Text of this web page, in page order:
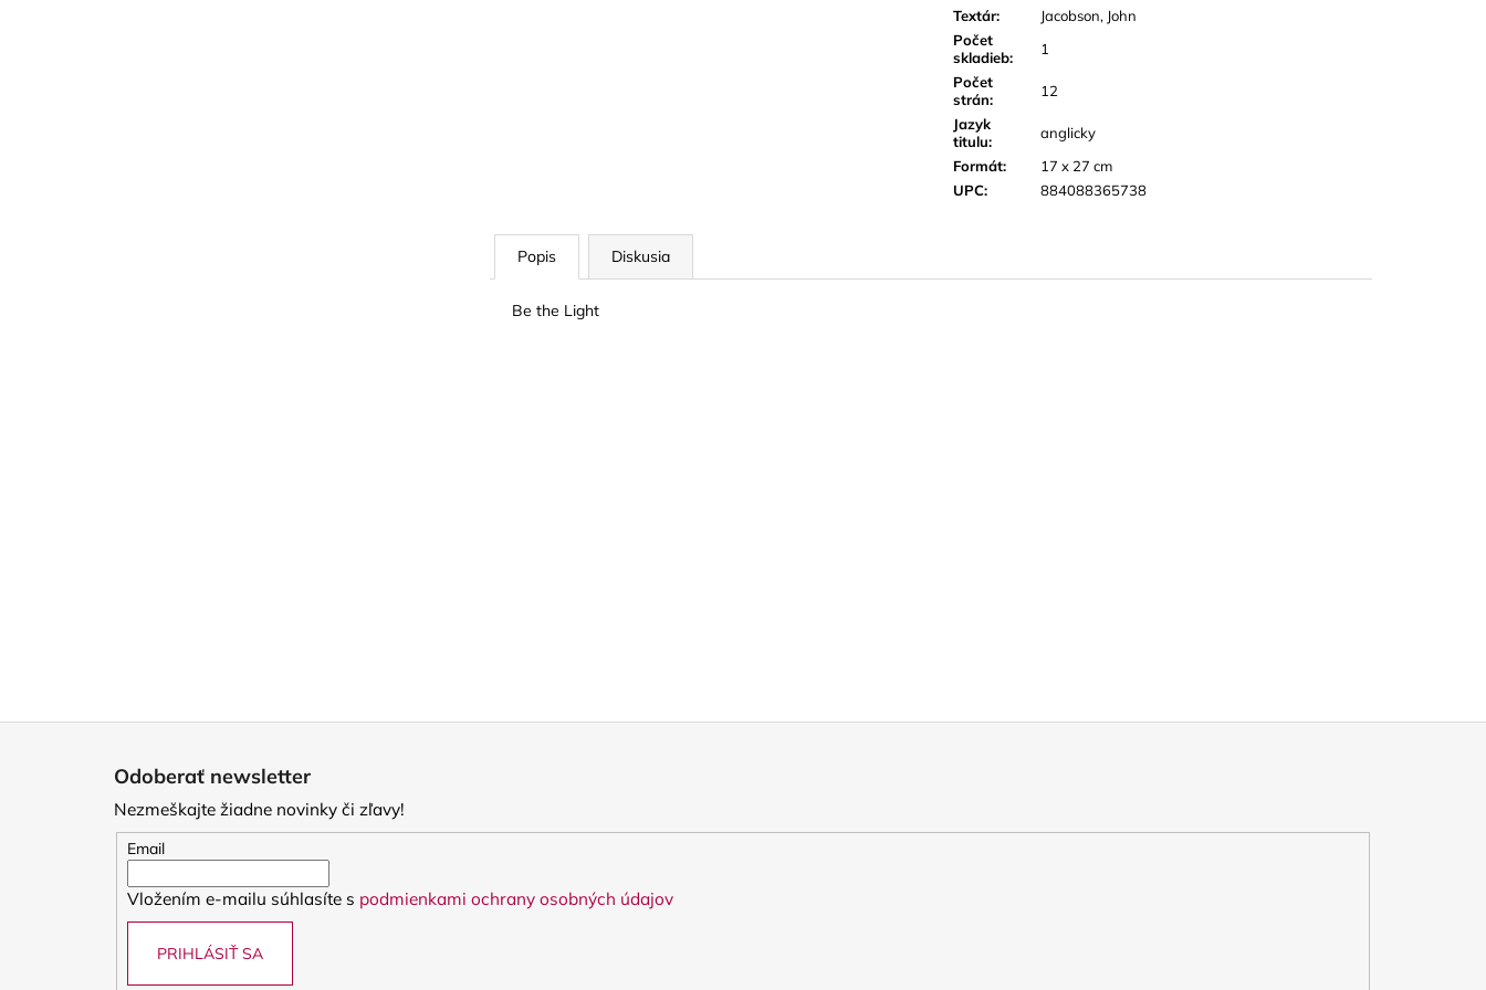
Textár:
Jacobson, John
Počet
skladieb:
1
Počet
strán:
12
Jazyk
titulu:
anglicky
Formát:
17 x 27 cm
UPC: 884088365738
Popis Diskusia
Be the Light
Odoberať newsletter
Nezmeškajte žiadne novinky či zľavy!
Email
Vložením e-mailu súhlasíte s podmienkami ochrany osobných údajov
PRIHLÁSIŤ SA